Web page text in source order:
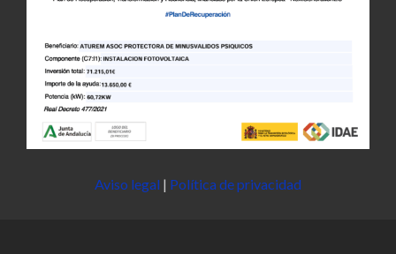
Aviso legal | Política de privacidad